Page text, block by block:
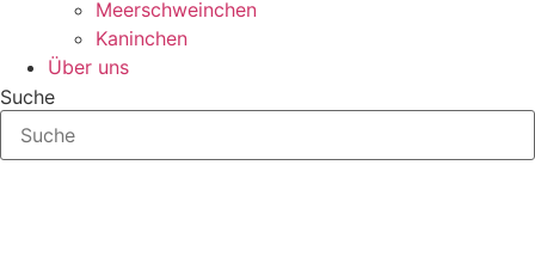
Meerschweinchen
Kaninchen
Über uns
Suche